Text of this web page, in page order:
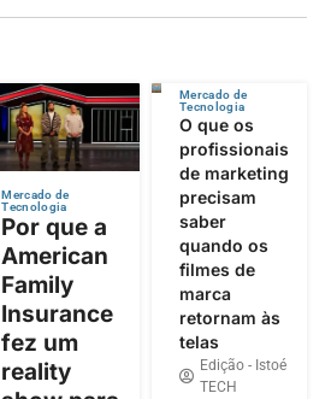
Mercado de
Tecnologia
Por que a
American
Family
Insurance
fez um
reality
Mercado de
Tecnologia
O que os
profissionais
de marketing
precisam
saber
quando os
filmes de
marca
retornam às
telas
Edição - Istoé
TECH